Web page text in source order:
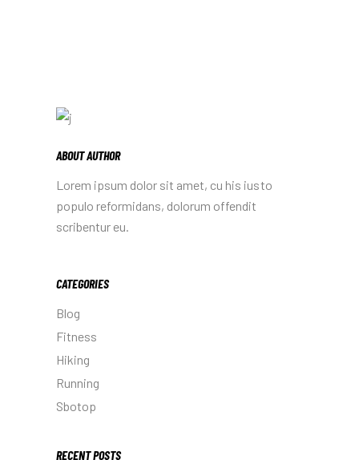
ABOUT AUTHOR
Lorem ipsum dolor sit amet, cu his iusto
populo reformidans, dolorum offendit
scribentur eu.
CATEGORIES
Blog
Fitness
Hiking
Running
Sbotop
RECENT POSTS